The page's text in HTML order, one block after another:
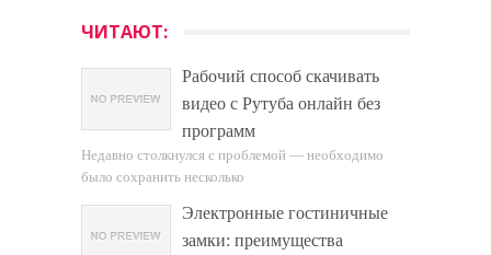
ЧИТАЮТ:
Рабочий способ скачивать
видео с Рутуба онлайн без
программ
Недавно столкнулся с проблемой — необходимо
было сохранить несколько
Электронные гостиничные
замки: преимущества